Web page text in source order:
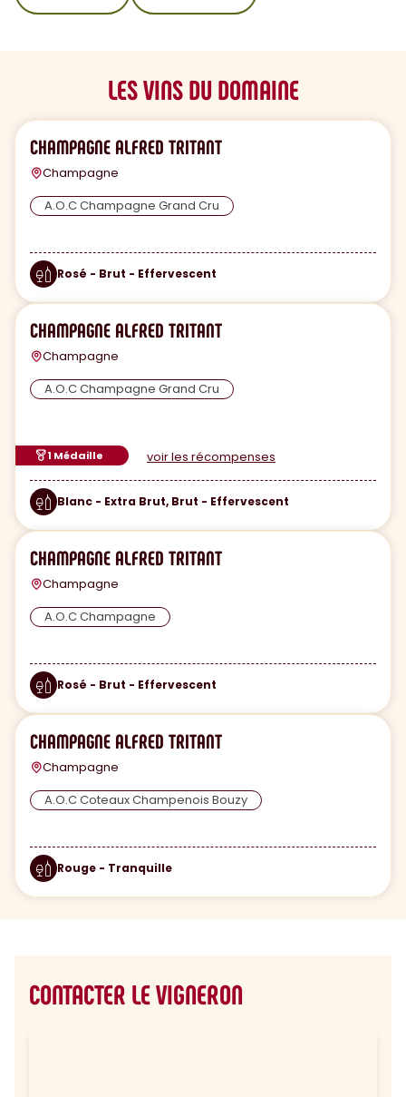
LES VINS DU DOMAINE
CHAMPAGNE ALFRED TRITANT
Champagne
A.O.C Champagne Grand Cru
Rosé - Brut - Effervescent
CHAMPAGNE ALFRED TRITANT
Champagne
A.O.C Champagne Grand Cru
1 Médaille voir les récompenses
Blanc - Extra Brut, Brut - Effervescent
CHAMPAGNE ALFRED TRITANT
Champagne
A.O.C Champagne
Rosé - Brut - Effervescent
CHAMPAGNE ALFRED TRITANT
Champagne
A.O.C Coteaux Champenois Bouzy
Rouge - Tranquille
CONTACTER LE VIGNERON